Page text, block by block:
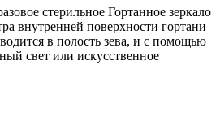
стерильное Гортанное зеркало
внутренней поверхности гортани
в полость зева, и с помощью
свет или искусcтвенное